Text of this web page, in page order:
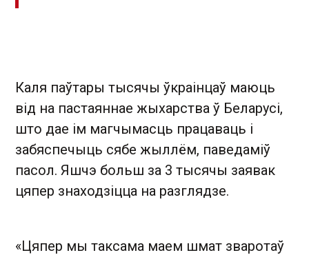
Каля паўтары тысячы ўкраінцаў маюць
від на пастаяннае жыхарства ў Беларусі,
што дае ім магчымасць працаваць і
забяспечыць сябе жыллём, паведаміў
пасол. Яшчэ больш за 3 тысячы заявак
цяпер знаходзіцца на разглядзе.
«Цяпер мы таксама маем шмат зваротаў